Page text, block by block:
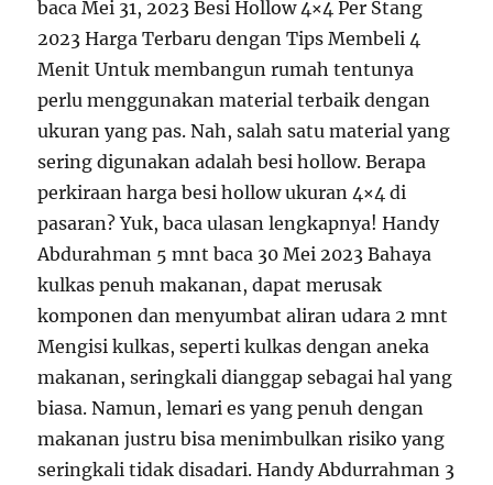
baca Mei 31, 2023 Besi Hollow 4×4 Per Stang
2023 Harga Terbaru dengan Tips Membeli 4
Menit Untuk membangun rumah tentunya
perlu menggunakan material terbaik dengan
ukuran yang pas. Nah, salah satu material yang
sering digunakan adalah besi hollow. Berapa
perkiraan harga besi hollow ukuran 4×4 di
pasaran? Yuk, baca ulasan lengkapnya! Handy
Abdurahman 5 mnt baca 30 Mei 2023 Bahaya
kulkas penuh makanan, dapat merusak
komponen dan menyumbat aliran udara 2 mnt
Mengisi kulkas, seperti kulkas dengan aneka
makanan, seringkali dianggap sebagai hal yang
biasa. Namun, lemari es yang penuh dengan
makanan justru bisa menimbulkan risiko yang
seringkali tidak disadari. Handy Abdurrahman 3